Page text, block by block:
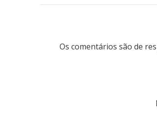
Os comentários são de